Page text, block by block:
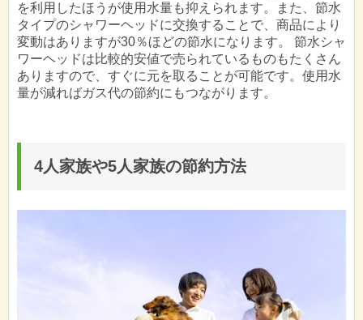
を利用したほうが使用水量も抑えられます。また、節水
タイプのシャワーヘッドに交換することで、商品により
変動はありますが30％ほどの節水になります。 節水シャ
ワーヘッドは比較的安値で売られているものもたくさん
ありますので、すぐに元を取ることが可能です。使用水
量が減ればガス代の節約にもつながります。
4人家族や5人家族の節約方法